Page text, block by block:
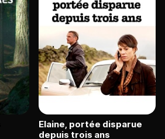
Elaine, portée disparue
depuis trois ans